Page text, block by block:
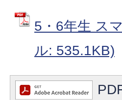
5・6年生 ス
ル: 535.1KB)